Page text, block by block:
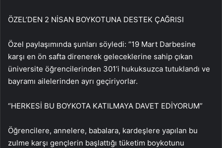
ÖZEL’DEN 2 NİSAN BOYKOTUNA DESTEK ÇAĞRISI
Özel paylaşımında şunları söyledi: “19 Mart Darbesine
karşı en ön safta direnerek geleceklerine sahip çıkan
üniversite öğrencilerinden 301’i hukuksuzca tutuklandı ve
bayramı ailelerinden ayrı geçiriyorlar.
“HERKESİ BU BOYKOTA KATILMAYA DAVET EDİYORUM”
Öğrencilere, annelere, babalara, kardeşlere yapılan bu
zulme karşı gençlerin başlattığı tüketim boykotunu